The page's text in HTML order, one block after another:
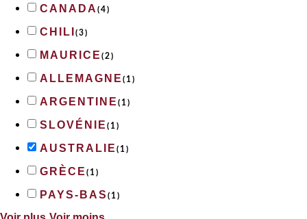
CANADA (4)
CHILI (3)
MAURICE (2)
ALLEMAGNE ( 1 )
ARGENTINE ( 1 )
SLOVÉNIE ( 1 )
AUSTRALIE ( 1 )
GRÈCE ( 1 )
PAYS-BAS ( 1 )